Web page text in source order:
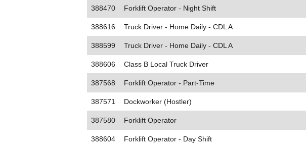
388470 Forklift Operator - Night Shift
388616 Truck Driver - Home Daily - CDL A
388599 Truck Driver - Home Daily - CDL A
388606 Class B Local Truck Driver
387568 Forklift Operator - Part-Time
387571 Dockworker (Hostler)
387580 Forklift Operator
388604 Forklift Operator - Day Shift